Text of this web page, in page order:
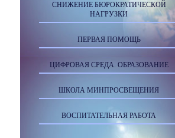
СНИЖЕНИЕ БЮРОКРАТИЧЕСКОЙ
НАГРУЗКИ
ПЕРВАЯ ПОМОЩЬ
ЦИФРОВАЯ СРЕДА. ОБРАЗОВАНИЕ
ШКОЛА МИНПРОСВЕЩЕНИЯ
ВОСПИТАТЕЛЬНАЯ РАБОТА